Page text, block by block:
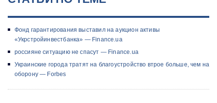
Фонд гарантирования выставил на аукцион активы
«Укрстройинвестбанка» — Finance.ua
россияне ситуацию не спасут — Finance.ua
Украинские города тратят на благоустройство втрое больше, чем на
оборону — Forbes